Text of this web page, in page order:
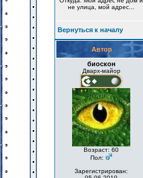
не улица, мой адрес...
Вернуться к началу
Автор
биоскон
Дварх-майор
Возраст: 60
Пол:
Зарегистрирован: